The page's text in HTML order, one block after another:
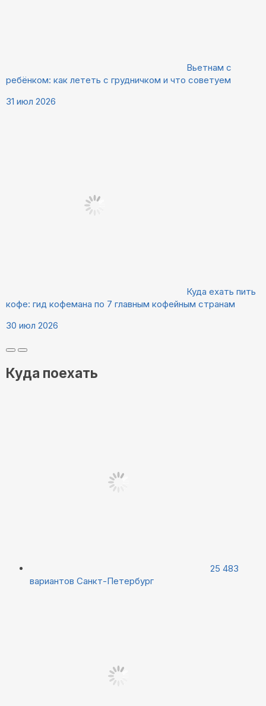
Вьетнам с
ребёнком: как лететь с грудничком и что советуем
31 июл 2026
Куда ехать пить
кофе: гид кофемана по 7 главным кофейным странам
30 июл 2026
Куда поехать
25 483
вариантов Санкт-Петербург